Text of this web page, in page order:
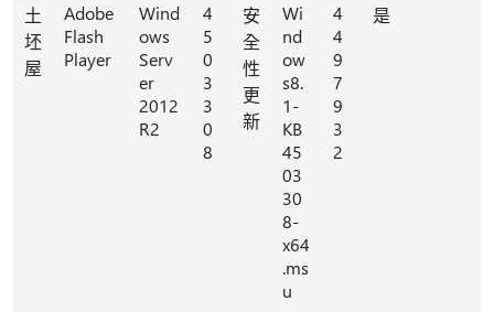
土
坯
屋
Adobe
Flash
Player
Wind
ows
Serv
er
2012
R2
4
5
0
3
3
0
8
安
全
性
更
新
Wi
nd
ow
s8.
1-
KB
45
03
30
8-
x64
.ms
u
4
4
9
7
9
3
2
是